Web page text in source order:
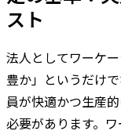
スト
法人としてワーケ
豊か」というだけ
員が快適かつ生産
必要があります。